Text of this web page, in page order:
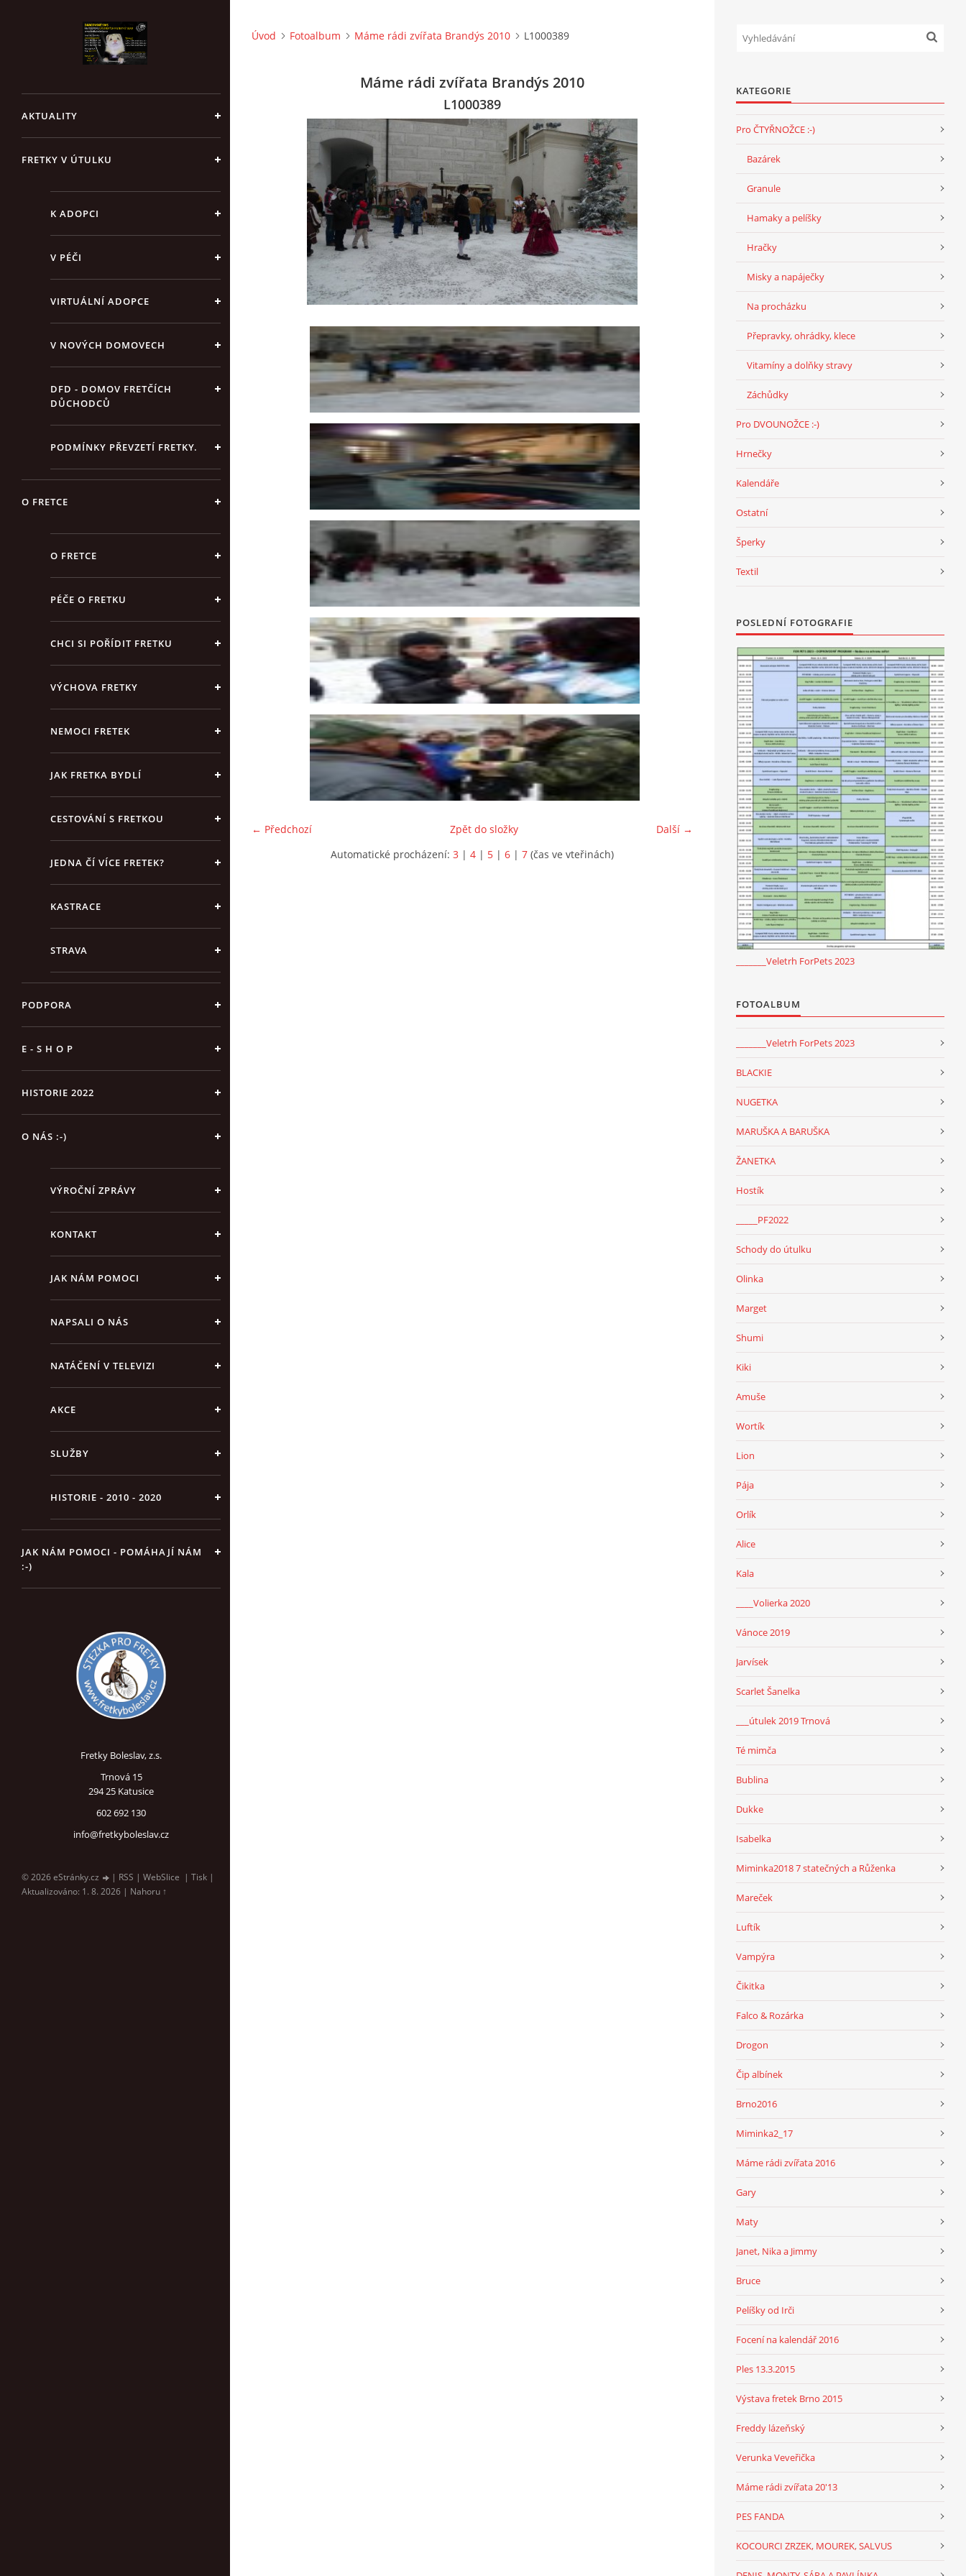
AKTUALITY
FRETKY V ÚTULKU
K ADOPCI
V PÉČI
VIRTUÁLNÍ ADOPCE
V NOVÝCH DOMOVECH
DFD - DOMOV FRETČÍCH
DŮCHODCŮ
PODMÍNKY PŘEVZETÍ FRETKY.
O FRETCE
O FRETCE
PÉČE O FRETKU
CHCI SI POŘÍDIT FRETKU
VÝCHOVA FRETKY
NEMOCI FRETEK
JAK FRETKA BYDLÍ
CESTOVÁNÍ S FRETKOU
JEDNA ČÍ VÍCE FRETEK?
KASTRACE
STRAVA
PODPORA
E - S H O P
HISTORIE 2022
O NÁS :-)
VÝROČNÍ ZPRÁVY
KONTAKT
JAK NÁM POMOCI
NAPSALI O NÁS
NATÁČENÍ V TELEVIZI
AKCE
SLUŽBY
HISTORIE - 2010 - 2020
JAK NÁM POMOCI - POMÁHAJÍ NÁM
:-)
Fretky Boleslav, z.s.
Trnová 15
294 25 Katusice
602 692 130
info@fretkyboleslav.cz
© 2026 eStránky.cz | RSS | WebSlice | Tisk |
Aktualizováno: 1. 8. 2026 | Nahoru ↑
Úvod Fotoalbum Máme rádi zvířata Brandýs 2010 L1000389
Máme rádi zvířata Brandýs 2010
L1000389
← Předchozí Další →
Zpět do složky
Automatické procházení: 3 | 4 | 5 | 6 | 7 (čas ve vteřinách)
KATEGORIE
Pro ČTYŘNOŽCE :-)
Bazárek
Granule
Hamaky a pelíšky
Hračky
Misky a napáječky
Na procházku
Přepravky, ohrádky, klece
Vitamíny a dolňky stravy
Záchůdky
Pro DVOUNOŽCE :-)
Hrnečky
Kalendáře
Ostatní
Šperky
Textil
POSLEDNÍ FOTOGRAFIE
_______Veletrh ForPets 2023
FOTOALBUM
_______Veletrh ForPets 2023
BLACKIE
NUGETKA
MARUŠKA A BARUŠKA
ŽANETKA
Hostík
_____PF2022
Schody do útulku
Olinka
Marget
Shumi
Kiki
Amuše
Wortík
Lion
Pája
Orlík
Alice
Kala
____Volierka 2020
Vánoce 2019
Jarvísek
Scarlet Šanelka
___útulek 2019 Trnová
Té mimča
Bublina
Dukke
Isabelka
Miminka2018 7 statečných a Růženka
Mareček
Luftík
Vampýra
Čikitka
Falco & Rozárka
Drogon
Čip albínek
Brno2016
Miminka2_17
Máme rádi zvířata 2016
Gary
Maty
Janet, Nika a Jimmy
Bruce
Pelíšky od Irči
Focení na kalendář 2016
Ples 13.3.2015
Výstava fretek Brno 2015
Freddy lázeňský
Verunka Veveřička
Máme rádi zvířata 20'13
PES FANDA
KOCOURCI ZRZEK, MOUREK, SALVUS